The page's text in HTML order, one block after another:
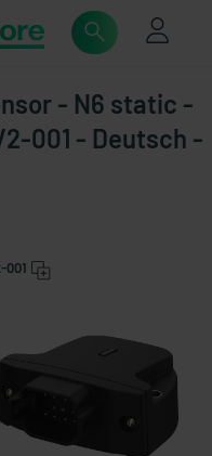
- N6 static -
001 - Deutsch -
001